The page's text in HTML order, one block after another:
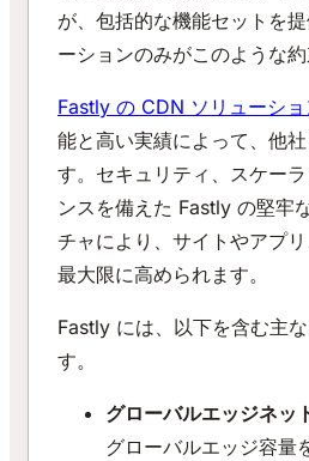
が、包括的な機能セットを
ーションのみがこのような約
Fastly の CDN ソリューショ
能と高い実績によって、他
す。セキュリティ、スケー
ンスを備えた Fastly の堅牢
チャにより、サイトやアプリ
最大限に高められます。
Fastly には、以下を含む主
す。
グローバルエッジネッ
グローバルエッジ容量